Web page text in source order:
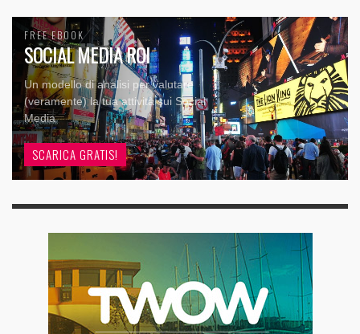
FREE EBOOK
SOCIAL MEDIA ROI
Un modello di analisi per valutare
(veramente) la tua attività sui Social
Media
SCARICA GRATIS!